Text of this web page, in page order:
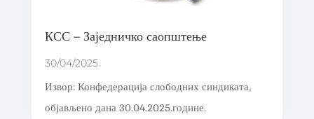
КСС – Заједничко саопштење
30/04/2025
Извор: Конфедерација слободних синдиката,
објављено дана 30.04.2025.године.